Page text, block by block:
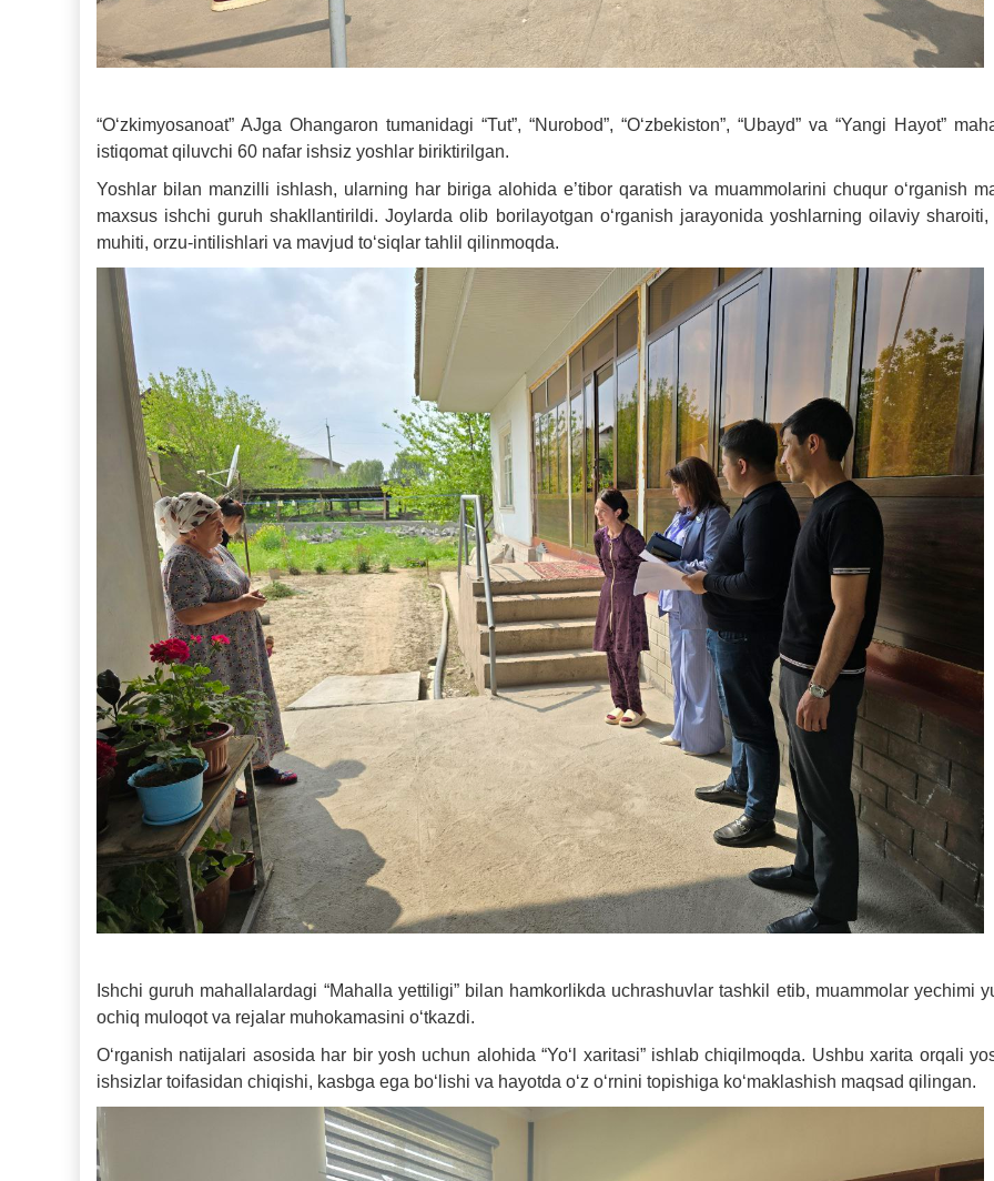
“O‘zkimyosanoat” AJga Ohangaron tumanidagi “Tut”, “Nurobod”, “O‘zbekiston”, “Ubayd” va “Yangi Hayot”
istiqomat qiluvchi 60 nafar ishsiz yoshlar biriktirilgan.
Yoshlar bilan manzilli ishlash, ularning har biriga alohida e’tibor qaratish va muammolarini chuqur o‘rganish
maxsus ishchi guruh shakllantirildi. Joylarda olib borilayotgan o‘rganish jarayonida yoshlarning oilaviy sharoiti,
muhiti, orzu-intilishlari va mavjud to‘siqlar tahlil qilinmoqda.
Ishchi guruh mahallalardagi “Mahalla yettiligi” bilan hamkorlikda uchrashuvlar tashkil etib, muammolar yechimi
ochiq muloqot va rejalar muhokamasini o‘tkazdi.
O‘rganish natijalari asosida har bir yosh uchun alohida “Yo‘l xaritasi” ishlab chiqilmoqda. Ushbu xarita orqali
ishsizlar toifasidan chiqishi, kasbga ega bo‘lishi va hayotda o‘z o‘rnini topishiga ko‘maklashish maqsad qilingan.